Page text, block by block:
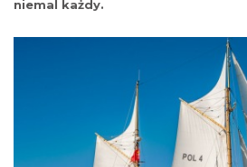
niemal każdy.